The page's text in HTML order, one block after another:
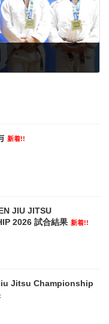
新着!!
JIU JITSU
2026 試合結果 新着!!
Jitsu Championship